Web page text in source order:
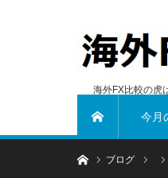
海外FX比較の虎
今月
ホームブログ